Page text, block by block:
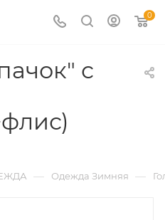
0
с
— Одежда Зимняя —